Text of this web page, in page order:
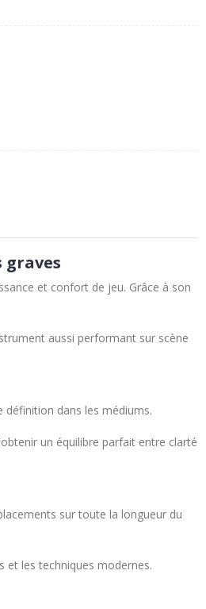
graves
et confort de jeu. Grâce à son
aussi performant sur scène
dans les médiums.
un équilibre parfait entre clarté
sur toute la longueur du
et les techniques modernes.